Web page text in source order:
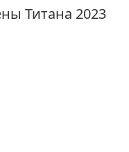
Титана 2023